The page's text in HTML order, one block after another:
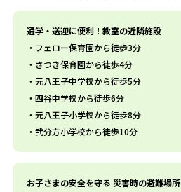
通学・送迎に便利！教室の近隣施設
フェロー保育園から徒歩3分
さつき保育園から徒歩4分
元八王子中学校から徒歩5分
四谷中学校から徒歩6分
元八王子小学校から徒歩8分
弐分方小学校から徒歩10分
お子さまの安全を守る 災害時の避難場所